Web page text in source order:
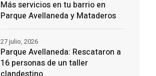
Más servicios en tu barrio en
Parque Avellaneda y Mataderos
Parque Avellaneda: Rescataron a
16 personas de un taller
27 julio, 2026